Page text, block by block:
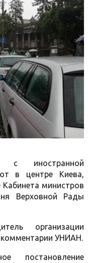
с иностранной
в центре Киева,
министров
Верховной Рады
организации
УНИАН.
постановление